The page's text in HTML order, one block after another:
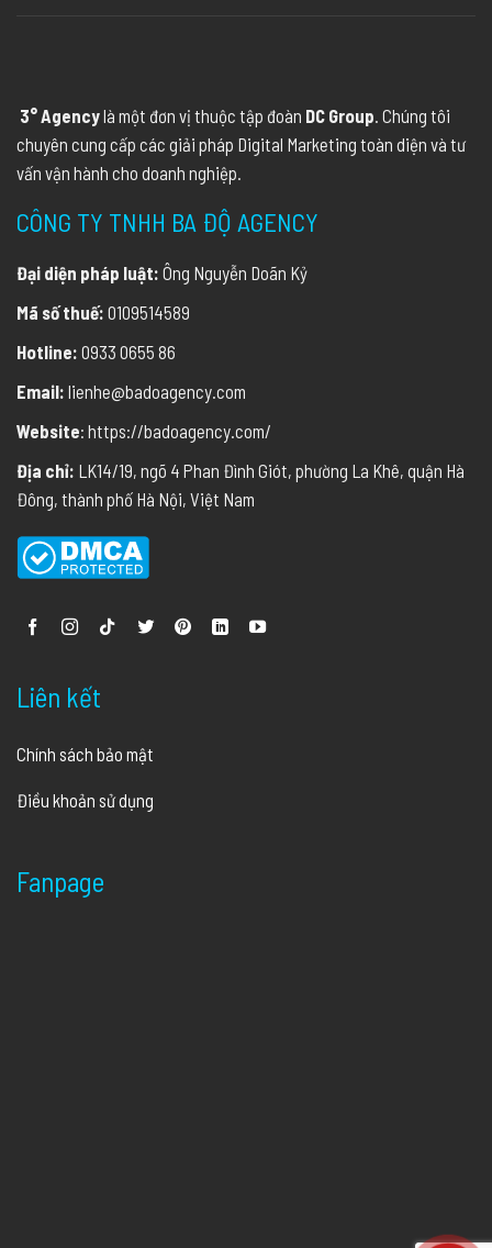
3° Agencylà một đơn vị thuộc tập đoàn DC Group . Chúng tôi
chuyên cung cấp các giải pháp Digital Marketing toàn diện và tư
vấn vận hành cho doanh nghiệp.
CÔNG TY TNHH BA ĐỘ AGENCY
Đại diện pháp luật: Ông Nguyễn Doãn Kỷ
Mã số thuế: 0109514589
Hotline: 0933 0655 86
Email: lienhe@badoagency.com
Website: https://badoagency.com/
Địa chỉ: LK14/19, ngõ 4 Phan Đình Giót, phường La Khê, quận Hà
Đông, thành phố Hà Nội, Việt Nam
Liên kết
Chính sách bảo mật
Điều khoản sử dụng
Fanpage